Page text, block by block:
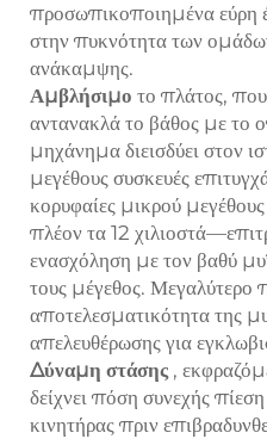
προσωπικοποιημένα εύρη
στην πυκνότητα των
ανάκαμψης.
Αμβλήσιμο το πλάτος, που
αντανακλά το βάθος με το
μηχάνημα διεισδύει στον
μεγέθους συσκευές
κορυφαίες μικρού
πλέον τα 12
ενασχόληση με τον βαθύ
τους μέγεθος. Μεγαλύτερο
αποτελεσματικότητα της
απελευθέρωσης για
Δύναμη στάσης ,
δείχνει πόση συνεχής
κινητήρας πριν